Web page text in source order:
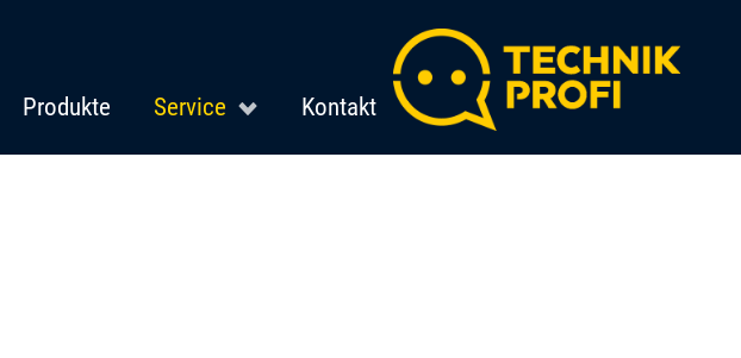
Produkte Service Kontakt